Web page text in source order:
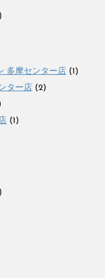
多摩センター店 (1)
ター店 (2)
(1)